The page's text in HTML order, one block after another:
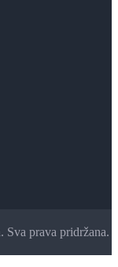
prava pridržana.